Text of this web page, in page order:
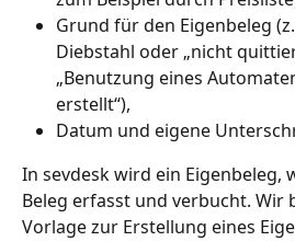
Grund für den Eigenbeleg (z.
Diebstahl oder „nicht
„Benutzung eines
erstellt“),
Datum und eigene
In sevdesk wird ein Eigenbeleg,
Beleg erfasst und verbucht. Wir
Vorlage zur Erstellung eines